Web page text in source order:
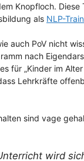
Knopfloch. Diese
als NLP-
auch PoV nicht
nach
für „Kinder im
Lehrkräfte
sind vage
wird